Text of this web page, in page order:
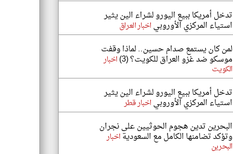
تدخل أمريكا ببيع اليورو لشراء الين يثير
استياء المركزي الأوروبياخبار العراق
لمن كان يستمع صدام حسين.. لماذا وقفت
موسكو ضد غزو العراق للكويت؟ (3) اخبار
الكويت
تدخل أمريكا ببيع اليورو لشراء الين يثير
استياء المركزي الأوروبياخبار قطر
البحرين تدين هجوم الحوثيين على نجران
وتؤكد تضامنها الكامل مع السعوديةاخبار
البحرين